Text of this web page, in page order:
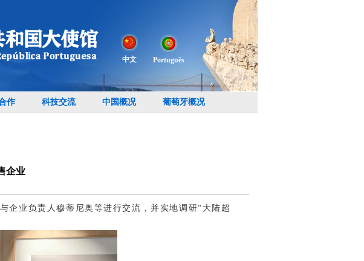
中文 Português
作 科技交流 中国概况 葡萄牙概况
企业
企业负责人穆蒂尼奥等进行交流，并实地调研“大陆超